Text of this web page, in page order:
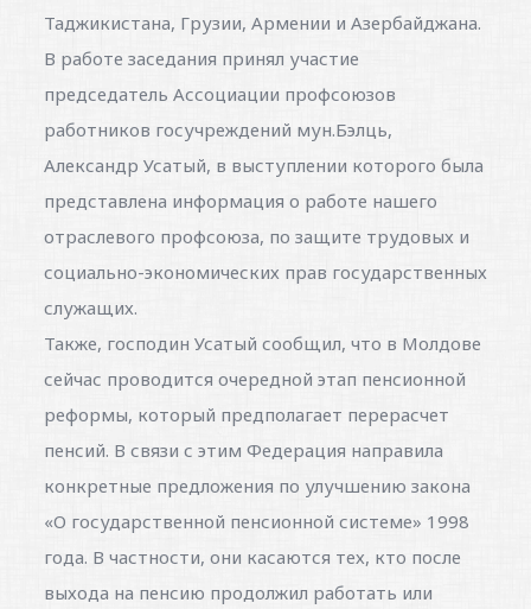
Таджикистана, Грузии, Армении и Азербайджана.
В работе заседания принял участие
председатель Ассоциации профсоюзов
работников госучреждений мун.Бэлць,
Александр Усатый, в выступлении которого была
представлена информация о работе нашего
отраслевого профсоюза, по защите трудовых и
социально-экономических прав государственных
служащих.
Также, господин Усатый сообщил, что в Молдове
сейчас проводится очередной этап пенсионной
реформы, который предполагает перерасчет
пенсий. В связи с этим Федерация направила
конкретные предложения по улучшению закона
«О государственной пенсионной системе» 1998
года. В частности, они касаются тех, кто после
выхода на пенсию продолжил работать или